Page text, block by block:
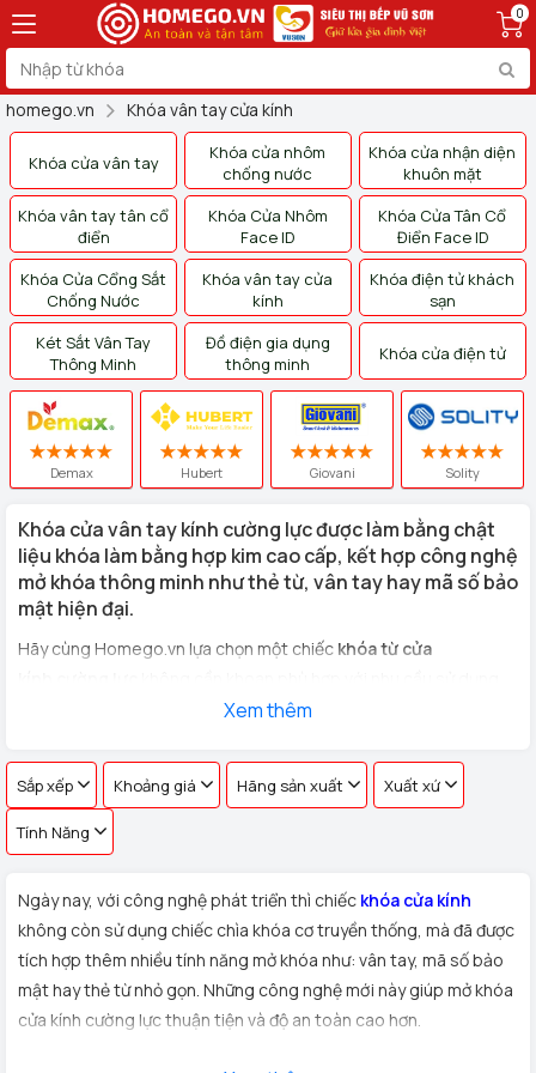
0
homego.vn Khóa vân tay cửa kính
Khóa cửa vân tay
Khóa cửa nhôm
chống nước
Khóa cửa nhận diện
khuôn mặt
Khóa vân tay tân cổ
điển
Khóa Cửa Nhôm
Face ID
Khóa Cửa Tân Cổ
Điển Face ID
Khóa Cửa Cổng Sắt
Chống Nước
Khóa vân tay cửa
kính
Khóa điện tử khách
sạn
Két Sắt Vân Tay
Thông Minh
Đồ điện gia dụng
thông minh
Khóa cửa điện tử
Demax Hubert Giovani Solity
Khóa cửa vân tay kính cường lực được làm bằng chật
liệu khóa làm bằng hợp kim cao cấp, kết hợp công nghệ
mở khóa thông minh như thẻ từ, vân tay hay mã số bảo
mật hiện đại.
Hãy cùng Homego.vn lựa chọn một chiếc khóa từ cửa
cửa kính văn phòng, cửa hàng, nhà riêng
Xem thêm
Sắp xếp Khoảng giá Hãng sản xuất Xuất xứ
Tính Năng
Ngày nay, với công nghệ phát triển thì chiếc khóa cửa kính
không còn sử dụng chiếc chìa khóa cơ truyền thống, mà đã được
tích hợp thêm nhiều tính năng mở khóa như: vân tay, mã số bảo
mật hay thẻ từ nhỏ gọn. Những công nghệ mới này giúp mở khóa
cửa kính cường lực thuận tiện và độ an toàn cao hơn.